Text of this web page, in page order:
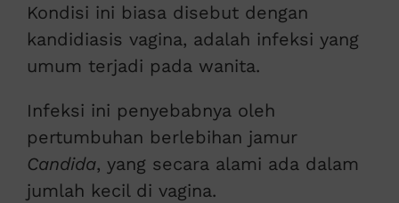
Kondisi ini biasa disebut dengan
kandidiasis vagina, adalah infeksi yang
umum terjadi pada wanita.
Infeksi ini penyebabnya oleh
pertumbuhan berlebihan jamur
Candida, yang secara alami ada dalam
jumlah kecil di vagina.